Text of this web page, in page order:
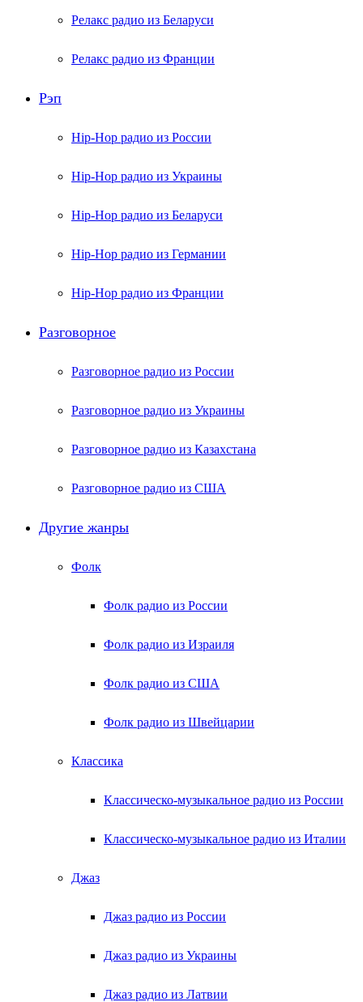
Релакс радио из Беларуси
Релакс радио из Франции
Рэп
Hip-Hop радио из России
Hip-Hop радио из Украины
Hip-Hop радио из Беларуси
Hip-Hop радио из Германии
Hip-Hop радио из Франции
Разговорное
Разговорное радио из России
Разговорное радио из Украины
Разговорное радио из Казахстана
Разговорное радио из США
Другие жанры
Фолк
Фолк радио из России
Фолк радио из Израиля
Фолк радио из США
Фолк радио из Швейцарии
Классика
Классическо-музыкальное радио из России
Классическо-музыкальное радио из Италии
Джаз
Джаз радио из России
Джаз радио из Украины
Джаз радио из Латвии